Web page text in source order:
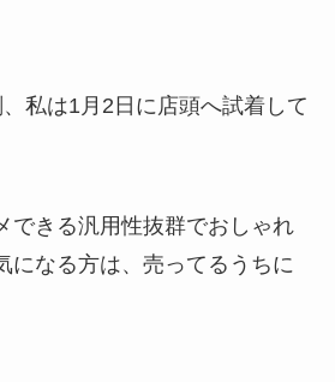
私は1月2日に店頭へ試着して
できる汎用性抜群でおしゃれ
になる方は、売ってるうちに